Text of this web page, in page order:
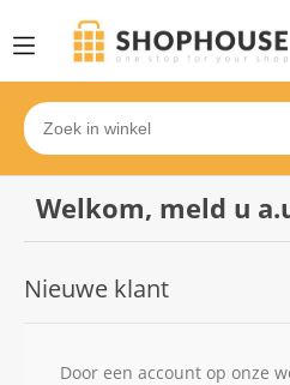
Welkom, meld u
Nieuwe klant
Door een account op onze